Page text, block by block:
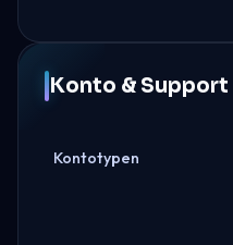
Konto & Support
Kontotypen